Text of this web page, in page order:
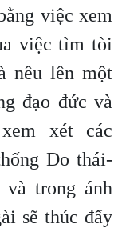
việc xem
việc tìm tòi
nêu lên một
đạo đức và
xét các
Do thái-
và trong ánh
sẽ thúc đẩy